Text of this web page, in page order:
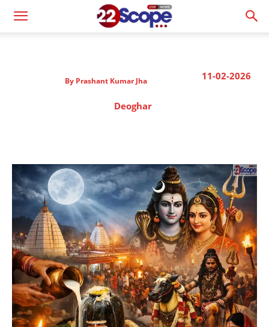
11-02-2026
By Prashant Kumar Jha
Deoghar